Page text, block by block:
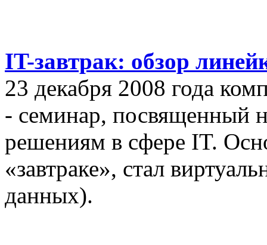
IT-завтрак: обзор
23 декабря 2008 года
- семинар, посвященный
решениям в сфере IT.
«завтраке», стал
данных).